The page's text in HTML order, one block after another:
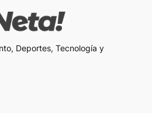
Deportes, Tecnología y